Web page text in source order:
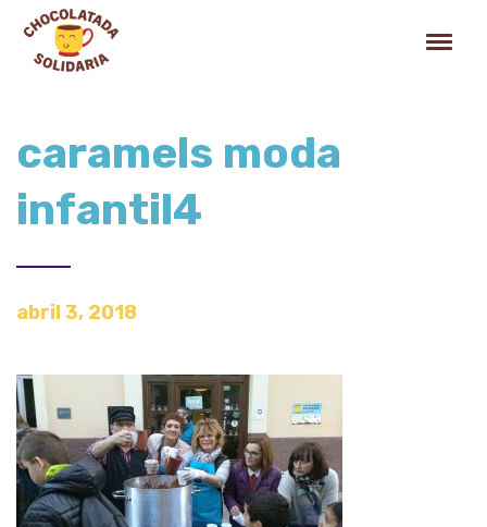
caramels moda
infantil4
abril 3, 2018